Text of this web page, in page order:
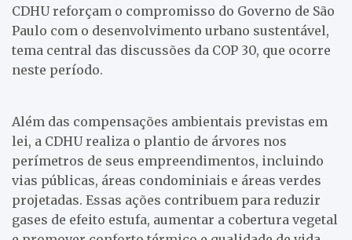
CDHU reforçam o compromisso do Governo de São
Paulo com o desenvolvimento urbano sustentável,
tema central das discussões da COP 30, que ocorre
neste período.
Além das compensações ambientais previstas em
lei, a CDHU realiza o plantio de árvores nos
perímetros de seus empreendimentos, incluindo
vias públicas, áreas condominiais e áreas verdes
projetadas. Essas ações contribuem para reduzir
gases de efeito estufa, aumentar a cobertura vegetal